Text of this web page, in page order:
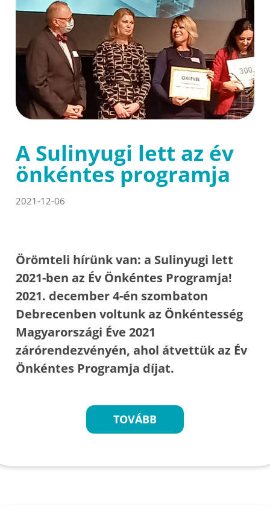
A Sulinyugi lett az év
önkéntes programja
2021-12-06
Örömteli hírünk van: a Sulinyugi lett
2021-ben az Év Önkéntes Programja!
2021. december 4-én szombaton
Debrecenben voltunk az Önkéntesség
Magyarországi Éve 2021
zárórendezvényén, ahol átvettük az Év
Önkéntes Programja díjat.
TOVÁBB